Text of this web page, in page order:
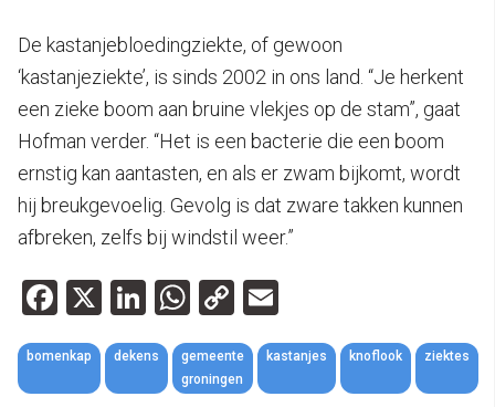
De kastanjebloedingziekte, of gewoon
‘kastanjeziekte’, is sinds 2002 in ons land. “Je herkent
een zieke boom aan bruine vlekjes op de stam”, gaat
Hofman verder. “Het is een bacterie die een boom
ernstig kan aantasten, en als er zwam bijkomt, wordt
hij breukgevoelig. Gevolg is dat zware takken kunnen
afbreken, zelfs bij windstil weer.”
Facebook
X LinkedIn
WhatsApp
Copy
Link
bomenkap dekens
gemeente
groningen
kastanjes knoflook ziektes